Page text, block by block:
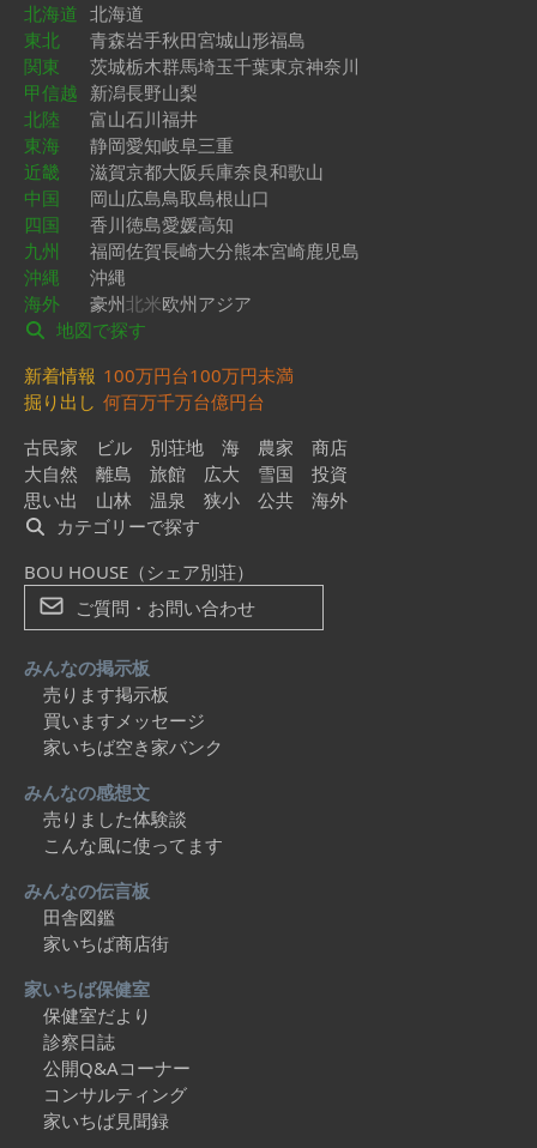
北海道 北海道
東北
青森岩手秋田宮城山形福島
関東
茨城栃木群馬埼玉千葉東京神奈川
甲信越 新潟長野山梨
北陸
富山石川福井
東海
静岡愛知岐阜三重
近畿
滋賀京都大阪兵庫奈良和歌山
中国
岡山広島鳥取島根山口
四国
香川徳島愛媛高知
九州
福岡佐賀長崎大分熊本宮崎鹿児島
沖縄
沖縄
海外
豪州北米欧州アジア
地図で探す
新着情報 100万円台100万円未満
掘り出し 何百万千万台億円台
古民家
ビル 別荘地 海 農家
商店
大自然
離島 旅館 広大 雪国
投資
思い出
山林 温泉 狭小 公共
海外
カテゴリーで探す
BOU HOUSE（シェア別荘）
ご質問・お問い合わせ
みんなの掲示板
売ります掲示板
買いますメッセージ
家いちば空き家バンク
みんなの感想文
売りました体験談
こんな風に使ってます
みんなの伝言板
田舎図鑑
家いちば商店街
家いちば保健室
保健室だより
診察日誌
公開Q&Aコーナー
コンサルティング
家いちば見聞録